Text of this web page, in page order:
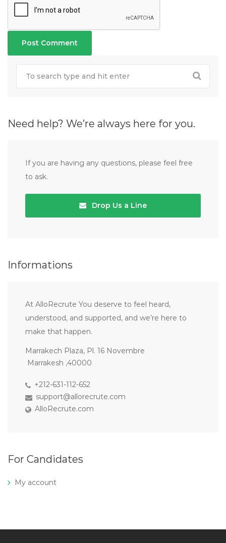
Need help? We’re always here for you.
If you are having any questions, please feel free
to ask.
Drop Us a Line
Informations
At AlloRecrute You deserve to feel heard,
understood, and supported, and we’re here to
make that happen.
Marrakech Plaza, Pl. 16 Novembre
Marrakesh ,40000
+212-631-112-652
support@allorecrute.com
AlloRecrute.com
For Candidates
My account